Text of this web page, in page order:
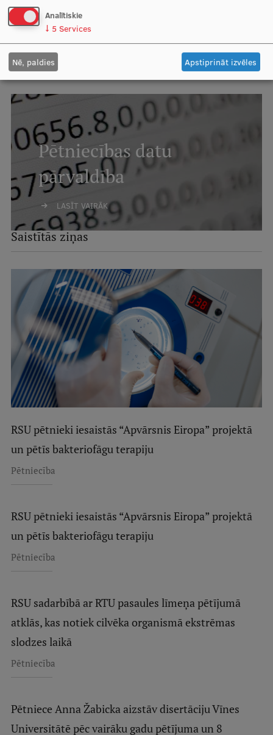
Pētniecības datu
pārvaldība
LASĪT VAIRĀK
Saistītās ziņas
RSU pētnieki iesaistās “Apvārsnis Eiropa” projektā
un pētīs bakteriofāgu terapiju
Pētniecība
RSU pētnieki iesaistās “Apvārsnis Eiropa” projektā
un pētīs bakteriofāgu terapiju
Pētniecība
RSU sadarbībā ar RTU pasaules līmeņa pētījumā
atklās, kas notiek cilvēka organismā ekstrēmas
slodzes laikā
Pētniecība
Pētniece Anna Žabicka aizstāv disertāciju Vīnes
Universitātē pēc vairāku gadu pētījuma un 8
Analītiskie
↓ 5 Services
Nē, paldies Apstiprināt izvēles